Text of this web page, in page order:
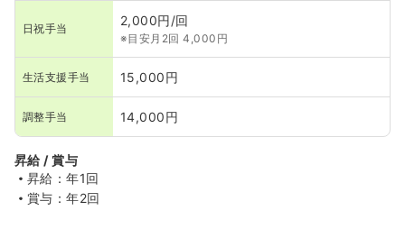
日祝手当
2,000円/回
※目安月2回 4,000円
生活支援手当 15,000円
調整手当 14,000円
昇給 / 賞与
昇給：年1回
賞与：年2回